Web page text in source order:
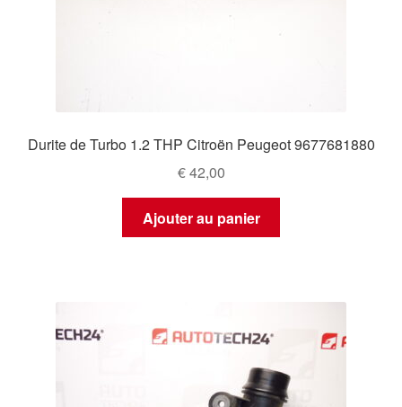
Durite de Turbo 1.2 THP Citroën Peugeot 9677681880
€42,00
Ajouter au panier